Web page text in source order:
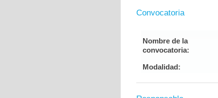
Convocatoria
Nombre de la
convocatoria:
Modalidad: